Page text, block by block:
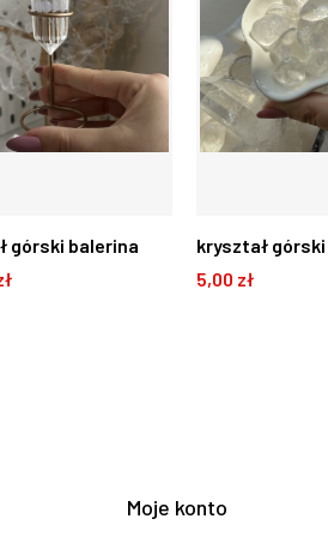
górski balerina
K6
kryształ
kwarc, 2-2,5cm
5,00 zł
Moje konto